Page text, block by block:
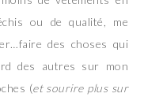
ou de qualité, me
des choses qui
des autres sur mon
(et sourire plus sur